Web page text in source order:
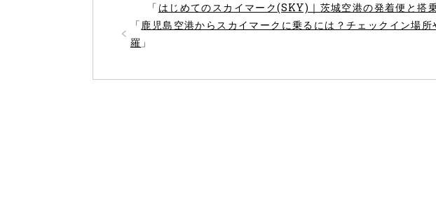
「 はじめてのスカイマーク(SKY)｜茨城空港の発着便と搭
「鹿児島空港からスカイマークに乗るには？チェックイン場
羅 」